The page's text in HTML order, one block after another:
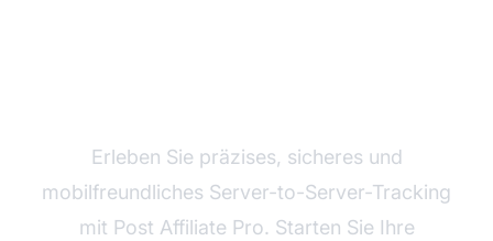
Erleben Sie präzises, sicheres und
mobilfreundliches Server-to-Server-Tracking
mit Post Affiliate Pro. Starten Sie Ihre